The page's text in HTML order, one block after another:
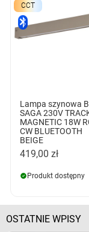
CCT
Lampa szynowa
SAGA 230V
MAGNETIC 18W
CW BLUETOOTH
BEIGE
419,00 zł
Produkt dostępny
OSTATNIE WPISY